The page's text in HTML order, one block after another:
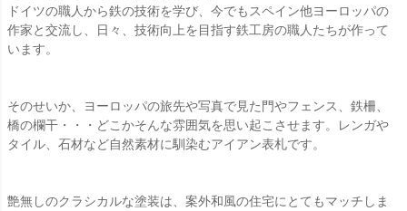
ドイツの職人から鉄の技術を学び、今でもスペイン他ヨーロッパの
作家と交流し、日々、技術向上を目指す鉄工房の職人たちが作って
います。
そのせいか、ヨーロッパの旅先や写真で見た門やフェンス、鉄柵、
橋の欄干・・・どこかそんな雰囲気を思い起こさせます。レンガや
タイル、石材など自然素材に馴染むアイアン表札です。
艶無しのクラシカルな塗装は、案外和風の住宅にとてもマッチしま